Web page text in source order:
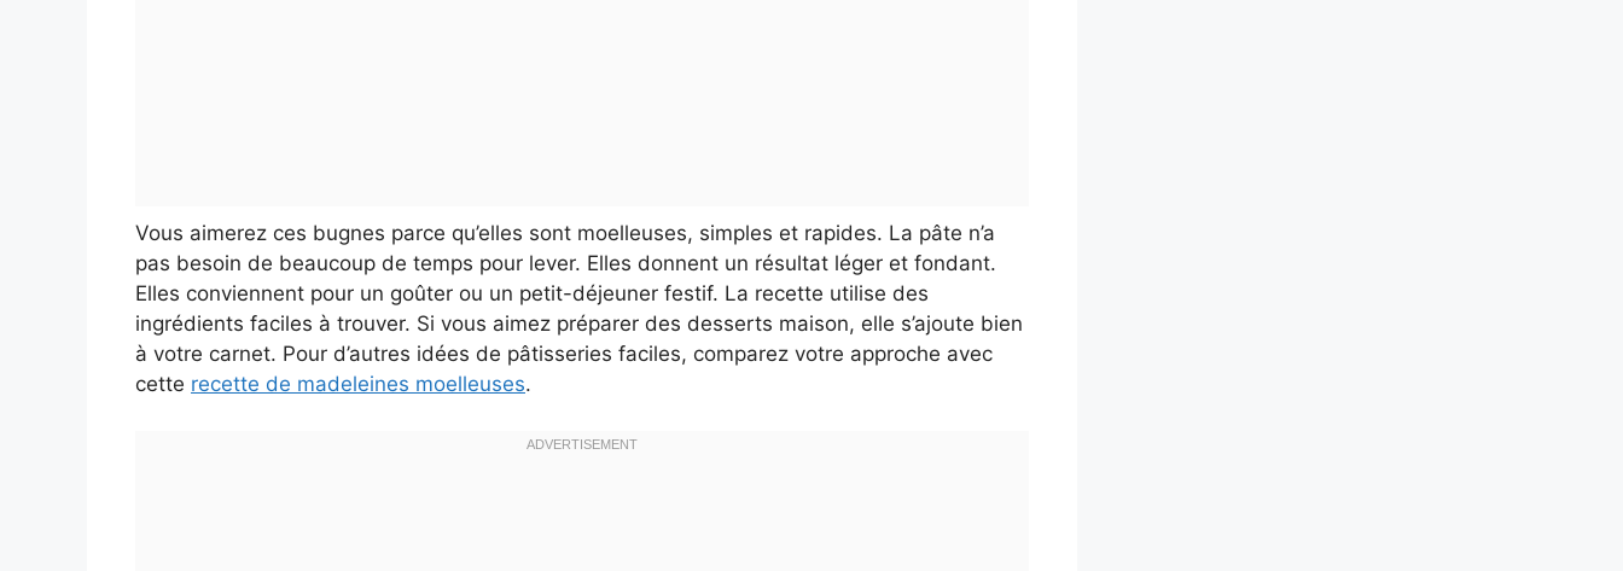
Vous aimerez ces bugnes parce qu’elles sont moelleuses, simples et rapides. La pâte n’a
pas besoin de beaucoup de temps pour lever. Elles donnent un résultat léger et fondant.
Elles conviennent pour un goûter ou un petit-déjeuner festif. La recette utilise des
ingrédients faciles à trouver. Si vous aimez préparer des desserts maison, elle s’ajoute bien
à votre carnet. Pour d’autres idées de pâtisseries faciles, comparez votre approche avec
cette recette de madeleines moelleuses.